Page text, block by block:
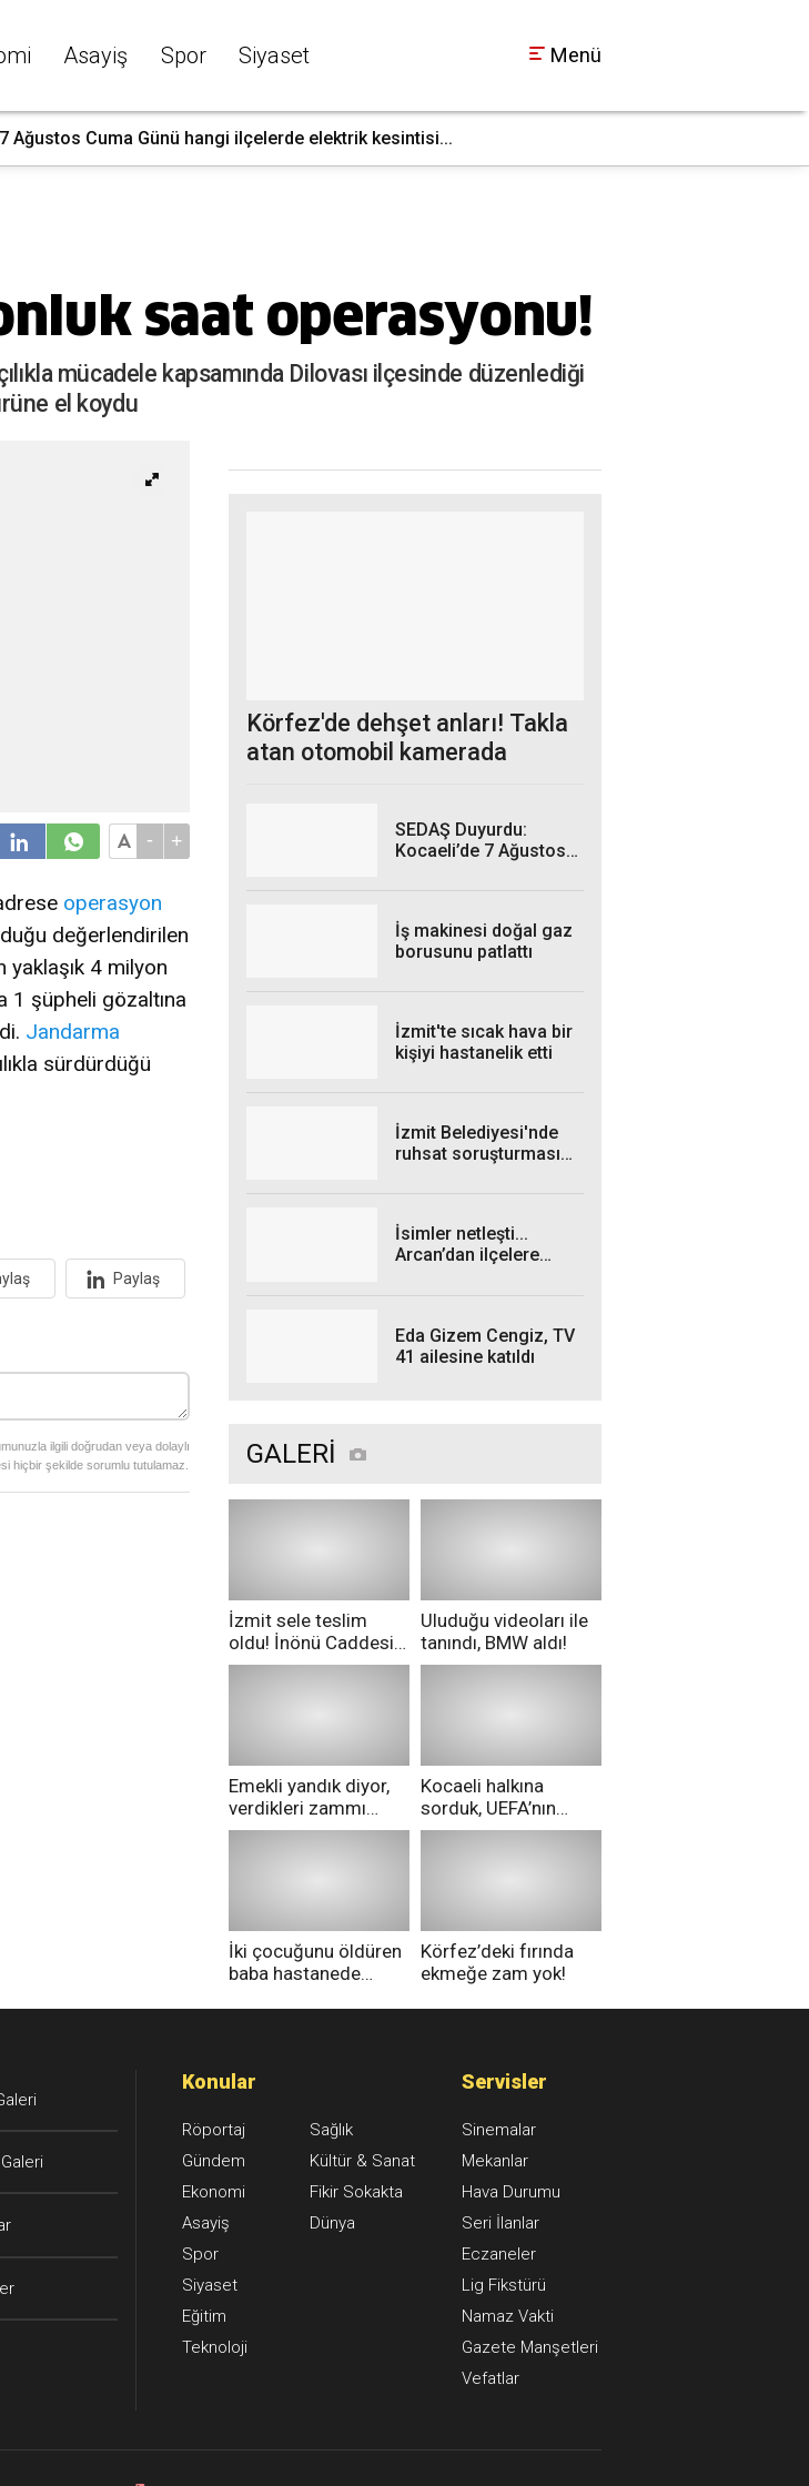
Asayiş Spor Siyaset Menü
Ağustos Cuma Günü hangi ilçelerde elektrik kesintisi...
saat operasyonu!
mücadele kapsamında Dilovası ilçesinde düzenlediği
el koydu
- +
operasyon
değerlendirilen
4 milyon
1 şüpheli gözaltına
Jandarma
sürdürdüğü
Paylaş
ilgili doğrudan veya dolaylı
hiçbir şekilde sorumlu tutulamaz.
Körfez'de dehşet anları! Takla
atan otomobil kamerada
SEDAŞ Duyurdu:
Kocaeli’de 7 Ağustos
İş makinesi doğal gaz
borusunu patlattı
İzmit'te sıcak hava bir
kişiyi hastanelik etti
İzmit Belediyesi'nde
ruhsat soruşturması
İsimler netleşti...
Arcan’dan ilçelere
Eda Gizem Cengiz, TV
41 ailesine katıldı
GALERİ
İzmit sele teslim
oldu! İnönü Caddesi
göle döndü!
Uluduğu videoları ile
tanındı, BMW aldı!
Emekli yandık diyor,
verdikleri zammı
pazarda geri aldılar!
Kocaeli halkına
sorduk, UEFA’nın
Merih Demiral kararı
İki çocuğunu öldüren
baba hastanede
Körfez’deki fırında
ekmeğe zam yok!
Konular
Röportaj
Gündem
Ekonomi
Asayiş
Spor
Siyaset
Eğitim
Teknoloji
Sağlık
Kültür & Sanat
Fikir Sokakta
Dünya
Servisler
Sinemalar
Mekanlar
Hava Durumu
Seri İlanlar
Eczaneler
Lig Fikstürü
Namaz Vakti
Gazete Manşetleri
Vefatlar